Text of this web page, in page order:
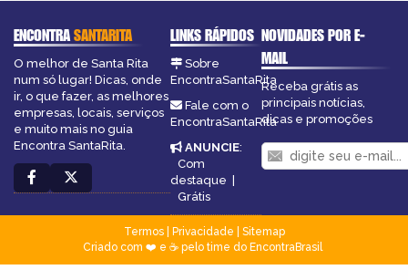
ENCONTRASANTARITA
O melhor de Santa Rita
num só lugar! Dicas, onde
ir, o que fazer, as melhores
empresas, locais, serviços
e muito mais no guia
Encontra SantaRita.
LINKS RÁPIDOS
Sobre
EncontraSantaRita
Fale com o
EncontraSantaRita
ANUNCIE:
Com
destaque
Grátis
NOVIDADES POR E-
MAIL
Receba grátis as
principais notícias,
dicas e promoções
Termos| Privacidade
Sitemap
Criado com ❤️ e ☕ pelo time do EncontraBrasil